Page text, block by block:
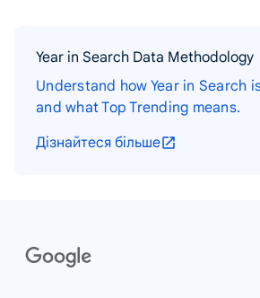
Year in Search Data Methodology
Understand how Year in Search
and what Top Trending means.
Дізнайтеся більше